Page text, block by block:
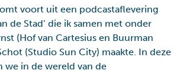
voort uit een podcastaflevering
de Stad’ die ik samen met onder
(Hof van Cartesius en Buurman
(Studio Sun City) maakte. In deze
we in de wereld van de